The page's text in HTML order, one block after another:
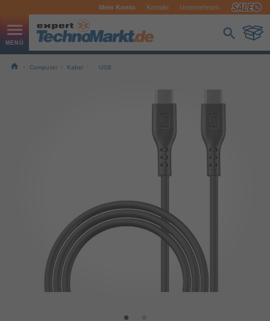
Mein Konto Kontakt Unternehmen
Computer Kabel USB